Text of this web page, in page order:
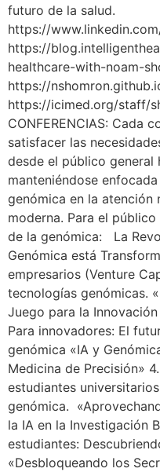
futuro de la salud.
https://
https://
healthcare-with-noam-
https://
https://icimed.org/staff/
CONFERENCIAS: Cada
satisfacer las
desde el público general
manteniéndose
genómica en la atención
moderna. Para el
de la genómica: La
Genómica está
empresarios (Venture
tecnologías genómicas.
Juego para la
Para innovadores: El
genómica «IA y
Medicina de Precisión»
estudiantes
genómica.
la IA en la Investigación
estudiantes:
«Desbloqueando los